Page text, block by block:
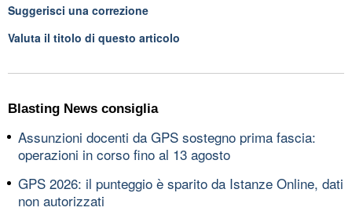
Suggerisci una correzione
Valuta il titolo di questo articolo
Blasting News consiglia
Assunzioni docenti da GPS sostegno prima fascia:
operazioni in corso fino al 13 agosto
GPS 2026: il punteggio è sparito da Istanze Online, dati
non autorizzati